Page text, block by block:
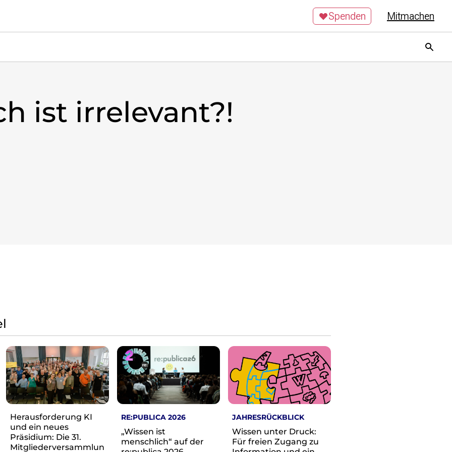
Spenden Mitmachen
ist irrelevant?!
Herausforderung KI
und ein neues
Präsidium: Die 31.
Mitgliederversammlun
RE:PUBLICA 2026
„Wissen ist
menschlich“ auf der
JAHRESRÜCKBLICK
Wissen unter Druck:
Für freien Zugang zu